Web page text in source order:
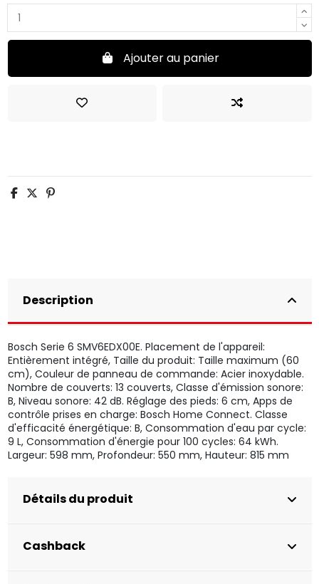
Ajouter au panier
Description
Bosch Serie 6 SMV6EDX00E. Placement de l'appareil:
Entièrement intégré, Taille du produit: Taille maximum (60
cm), Couleur de panneau de commande: Acier inoxydable.
Nombre de couverts: 13 couverts, Classe d'émission sonore:
B, Niveau sonore: 42 dB. Réglage des pieds: 6 cm, Apps de
contrôle prises en charge: Bosch Home Connect. Classe
d'efficacité énergétique: B, Consommation d'eau par cycle:
9 L, Consommation d'énergie pour 100 cycles: 64 kWh.
Largeur: 598 mm, Profondeur: 550 mm, Hauteur: 815 mm
Détails du produit
Cashback